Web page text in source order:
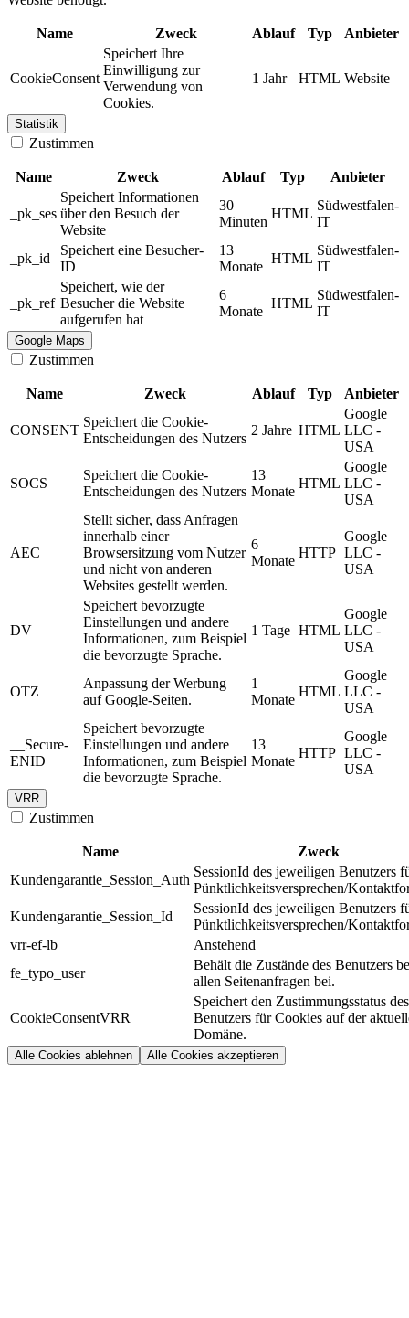
Name Zweck Ablauf Typ Anbieter
CookieConsent
Speichert Ihre
Einwilligung zur
Verwendung von
Cookies.
1 Jahr HTML Website
Statistik
Zustimmen
Name Zweck Ablauf Typ Anbieter
_pk_ses
Speichert Informationen
über den Besuch der
Website
30
Minuten
HTML
Südwestfalen-
IT
_pk_id
Speichert eine Besucher-
ID
13
Monate
HTML
Südwestfalen-
IT
_pk_ref
Speichert, wie der
Besucher die Website
aufgerufen hat
6
Monate
HTML
Südwestfalen-
IT
Google Maps
Zustimmen
Name Zweck Ablauf Typ Anbieter
CONSENT
Speichert die Cookie-
Entscheidungen des Nutzers
2 Jahre HTML
Google
LLC -
USA
SOCS
Speichert die Cookie-
Entscheidungen des Nutzers
13
Monate
HTML
Google
LLC -
USA
AEC
Stellt sicher, dass Anfragen
innerhalb einer
Browsersitzung vom Nutzer
und nicht von anderen
Websites gestellt werden.
6
Monate
HTTP
Google
LLC -
USA
DV
Speichert bevorzugte
Einstellungen und andere
Informationen, zum Beispiel
die bevorzugte Sprache.
1 Tage HTML
Google
LLC -
USA
OTZ
Anpassung der Werbung
auf Google-Seiten.
1
Monate
HTML
Google
LLC -
USA
__Secure-
ENID
Speichert bevorzugte
Einstellungen und andere
Informationen, zum Beispiel
die bevorzugte Sprache.
13
Monate
HTTP
Google
LLC -
USA
VRR
Zustimmen
Name
Zweck
Kundengarantie_Session_Auth
SessionId des jeweiligen Benutzers
Pünktlichkeitsversprechen/
Kundengarantie_Session_Id
SessionId des jeweiligen Benutzers
Pünktlichkeitsversprechen/
vrr-ef-lb
Anstehend
fe_typo_user
Behält die Zustände des Benutzers
allen Seitenanfragen bei.
CookieConsentVRR
Speichert den Zustimmungsstatus des
Benutzers für Cookies auf der
Domäne.
Alle Cookies ablehnen Alle Cookies akzeptieren